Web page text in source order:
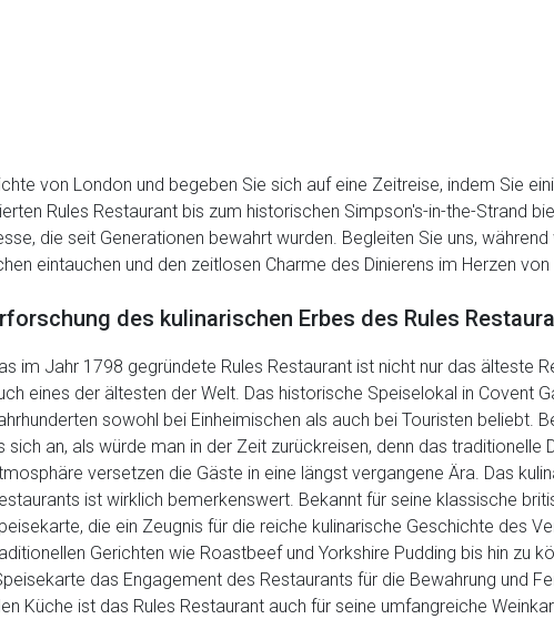
von London und begeben Sie sich auf eine Zeitreise, indem Sie
Rules Restaurant bis zum historischen Simpson's-in-the-Strand
die seit Generationen bewahrt wurden. Begleiten Sie uns, während
eintauchen und den zeitlosen Charme des Dinierens im Herzen
des kulinarischen Erbes des Rules
im Jahr 1798 gegründete Rules Restaurant ist nicht nur das älteste
eines der ältesten der Welt. Das historische Speiselokal in Covent
sowohl bei Einheimischen als auch bei Touristen beliebt.
sich an, als würde man in der Zeit zurückreisen, denn das traditionelle
versetzen die Gäste in eine längst vergangene Ära. Das
ist wirklich bemerkenswert. Bekannt für seine klassische
die ein Zeugnis für die reiche kulinarische Geschichte des
Gerichten wie Roastbeef und Yorkshire Pudding bis hin zu
das Engagement des Restaurants für die Bewahrung und
Küche ist das Rules Restaurant auch für seine umfangreiche